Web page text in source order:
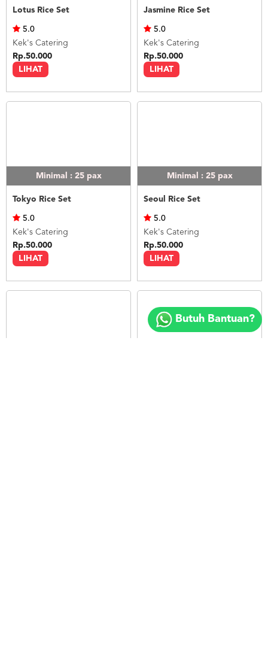
Lotus Rice Set
LIHAT
5.0
Kek's Catering
Rp.50.000
Jasmine Rice Set
LIHAT
5.0
Kek's Catering
Rp.50.000
Minimal : 25 pax
Tokyo Rice Set
LIHAT
5.0
Kek's Catering
Rp.50.000
Minimal : 25 pax
Seoul Rice Set
LIHAT
5.0
Kek's Catering
Rp.50.000
Butuh Bantuan?